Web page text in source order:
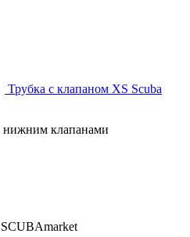
Трубка с клапаном XS Scuba
нижним клапанами